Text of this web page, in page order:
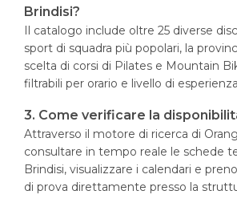
Brindisi?
Il catalogo include oltre 25 diverse
sport di squadra più popolari, la
scelta di corsi di Pilates e Mountain
filtrabili per orario e livello di
3. Come verificare la
Attraverso il motore di ricerca di
consultare in tempo reale le schede
Brindisi, visualizzare i calendari e
di prova direttamente presso la